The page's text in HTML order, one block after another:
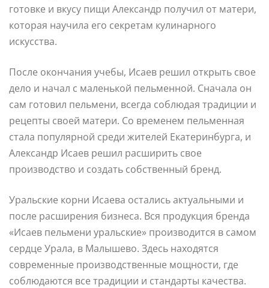
готовке и вкусу пищи Александр получил от матери,
которая научила его секретам кулинарного
искусства.
После окончания учебы, Исаев решил открыть свое
дело и начал с маленькой пельменной. Сначала он
сам готовил пельмени, всегда соблюдая традиции и
рецепты своей матери. Со временем пельменная
стала популярной среди жителей Екатеринбурга, и
Александр Исаев решил расширить свое
производство и создать собственный бренд.
Уральские корни Исаева остались актуальными и
после расширения бизнеса. Вся продукция бренда
«Исаев пельмени уральские» производится в самом
сердце Урала, в Малышево. Здесь находятся
современные производственные мощности, где
соблюдаются все традиции и стандарты качества.